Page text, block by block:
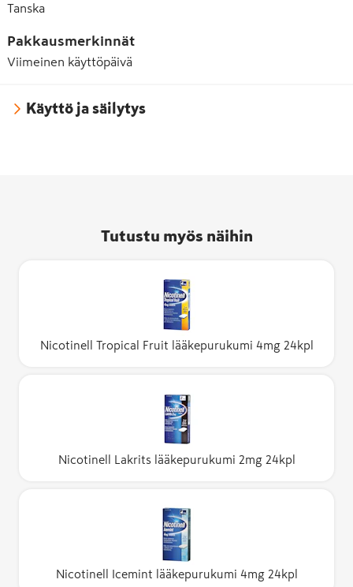
E553b Talkki
E903 Karnaubavaha
E954 Sakariini ja sen Na-, K- ja Ca-suolat
Tanska
Pakkausmerkinnät
Viimeinen käyttöpäivä
Käyttö ja säilytys
Tutustu myös näihin
Nicotinell Tropical Fruit lääkepurukumi 4mg 24kpl
Nicotinell Lakrits lääkepurukumi 2mg 24kpl
Nicotinell Icemint lääkepurukumi 4mg 24kpl